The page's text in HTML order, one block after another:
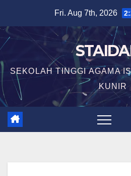
content
Fri. Aug 7th, 2026
SEKOLAH TINGGI AGAMA
KUNIR